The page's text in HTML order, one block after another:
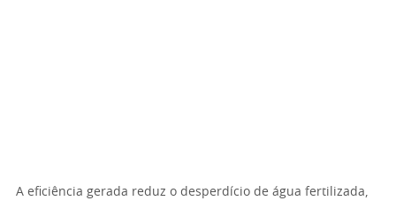
A eficiência gerada reduz o desperdício de água fertilizada,